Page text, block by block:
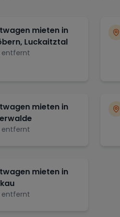
mieten in
Luckaitztal
entfernt
mieten in
entfernt
mieten in
entfernt